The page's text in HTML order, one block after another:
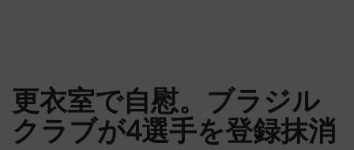
更衣室で自慰。ブラジル
クラブが4選手を登録抹消